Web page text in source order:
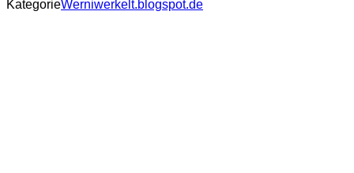
KategorieWerniwerkelt.blogspot.de